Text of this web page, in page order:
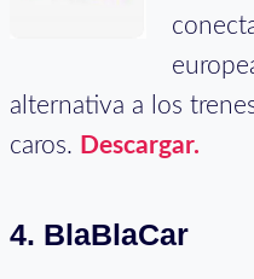
alternativa a los
caros. Descargar.
4. BlaBlaCar